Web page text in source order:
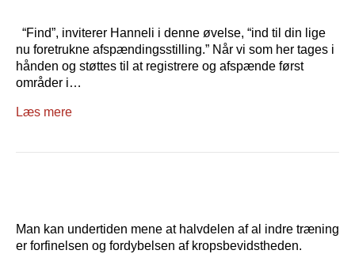
“Find”, inviterer Hanneli i denne øvelse, “ind til din lige
nu foretrukne afspændingsstilling.” Når vi som her tages i
hånden og støttes til at registrere og afspænde først
områder i…
Læs mere
Man kan undertiden mene at halvdelen af al indre træning
er forfinelsen og fordybelsen af kropsbevidstheden.